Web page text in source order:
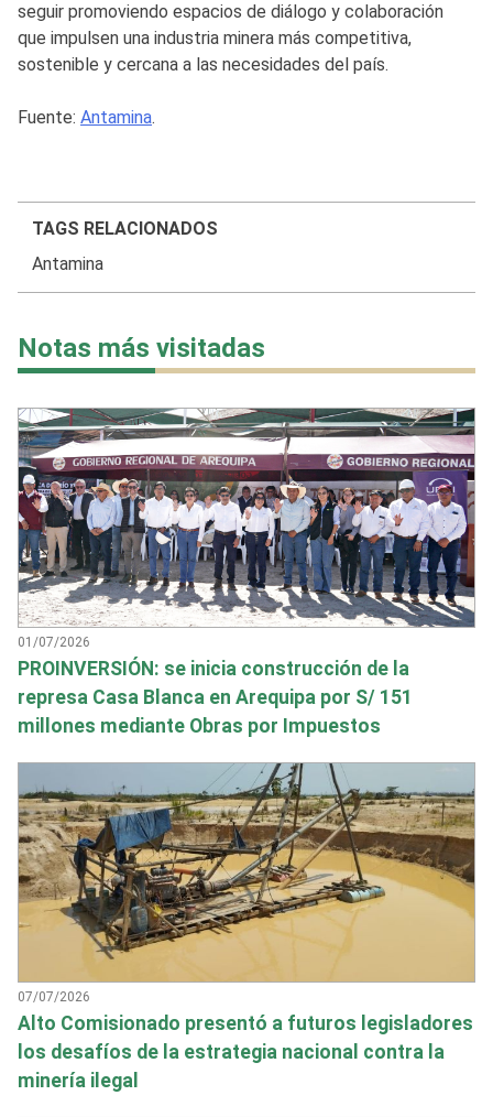
seguir promoviendo espacios de diálogo y colaboración
que impulsen una industria minera más competitiva,
sostenible y cercana a las necesidades del país.
Fuente: Antamina.
TAGS RELACIONADOS
Antamina
Notas más visitadas
01/07/2026
PROINVERSIÓN: se inicia construcción de la
represa Casa Blanca en Arequipa por S/ 151
millones mediante Obras por Impuestos
07/07/2026
Alto Comisionado presentó a futuros legisladores
los desafíos de la estrategia nacional contra la
minería ilegal